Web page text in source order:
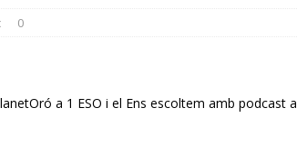
0
a 1 ESO i el Ens escoltem amb podcast a